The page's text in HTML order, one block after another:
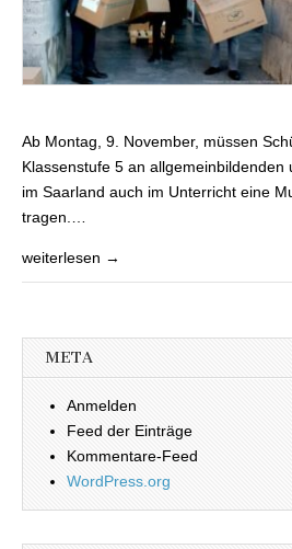
Ab Montag, 9. November, müssen
Klassenstufe 5 an allgemeinbildenden
im Saarland auch im Unterricht eine
tragen.…
weiterlesen →
META
Anmelden
Feed der Einträge
Kommentare-Feed
WordPress.org